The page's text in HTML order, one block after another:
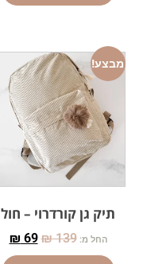
מבצע!
תיק גן קורדרוי – חול
החל מ: ₪139
₪ 69